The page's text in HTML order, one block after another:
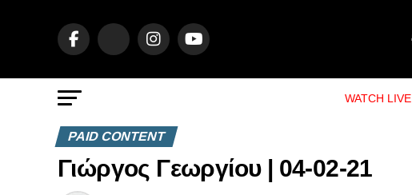
WATCH LIVE
PAID CONTENT
Γιώργος Γεωργίου | 04-02-21